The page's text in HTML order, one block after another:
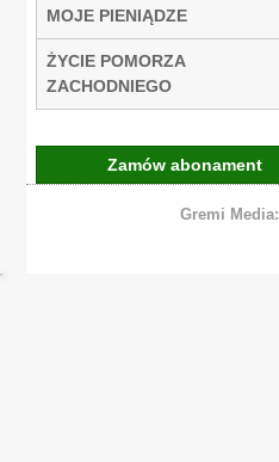
MOJE PIENIĄDZE
ŻYCIE POMORZA
ZACHODNIEGO
Zamów abonament
Gremi Media: